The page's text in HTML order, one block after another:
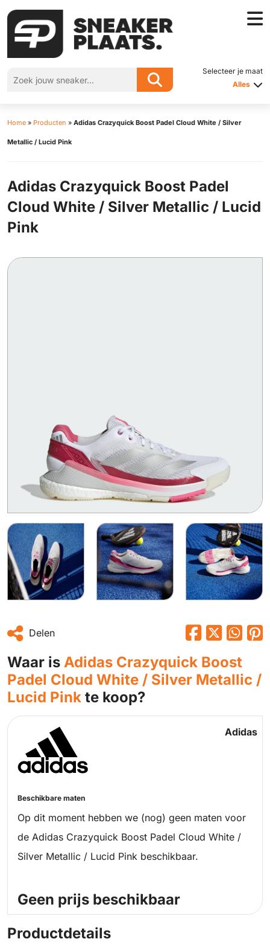
Selecteer je maat
Alles
Home » Producten » Adidas Crazyquick Boost Padel Cloud White / Silver
Metallic / Lucid Pink
Adidas Crazyquick Boost Padel
Cloud White / Silver Metallic / Lucid
Pink
Delen
Waar is Adidas Crazyquick Boost
Padel Cloud White / Silver Metallic /
Lucid Pink te koop?
Adidas
Beschikbare maten
Op dit moment hebben we (nog) geen maten voor
de Adidas Crazyquick Boost Padel Cloud White /
Silver Metallic / Lucid Pink beschikbaar.
Geen prijs beschikbaar
Productdetails